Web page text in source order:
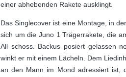
einer abhebenden Rakete ausklingt.
Das Singlecover ist eine Montage, in
sich um die Juno 1 Trägerrakete, die
All schoss. Backus posiert gelassen
winkt er mit einem Lächeln. Dem
an den Mann im Mond adressiert ist,